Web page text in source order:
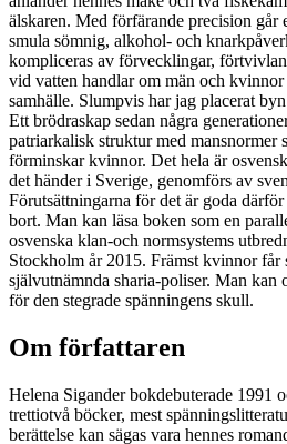
älskaren. Med förfärande precision går
smula sömnig, alkohol- och
kompliceras av förvecklingar,
vid vatten handlar om män och
samhälle. Slumpvis har jag placerat
Ett brödraskap sedan några
patriarkalisk struktur med mansnormer
förminskar kvinnor. Det hela är
det händer i Sverige, genomförs av
Förutsättningarna för det är goda
bort. Man kan läsa boken som en
osvenska klan-och normsystems
Stockholm år 2015. Främst kvinnor får
självutnämnda sharia-poliser. Man kan
för den stegrade spänningens skull.
Om författaren
Helena Sigander bokdebuterade 1991
trettiotvå böcker, mest
berättelse kan sägas vara hennes